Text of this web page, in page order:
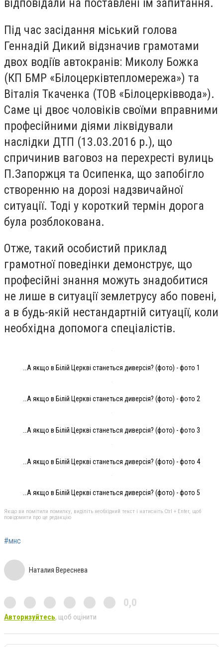
відповідали на поставлені їм запитання.
Під час засідання міський голова
Геннадій Дикий відзначив грамотами
двох водіїв автокранів: Миколу Божка
(КП БМР «Білоцерківтепломережа») та
Віталія Ткаченка (ТОВ «Білоцерківвода»).
Саме ці двоє чоловіків своїми вправними
професійними діями ліквідували
наслідки ДТП (13.03.2016 р.), що
спричинив ваговоз на перехресті вулиць
П.Запоржця та Осипенка, що запобігло
створенню на дорозі надзвичайної
ситуації. Тоді у короткий термін дорога
була розблокована.
Отже, такий особистий приклад
грамотної поведінки демонструє, що
професійні знання можуть знадобитися
не лише в ситуації землетрусу або повені,
а в будь-якій нестандартній ситуації, коли
необхідна допомога спеціалістів.
…А якщо в Білій Церкві станеться диверсія? (фото) - фото 1
…А якщо в Білій Церкві станеться диверсія? (фото) - фото 2
…А якщо в Білій Церкві станеться диверсія? (фото) - фото 3
…А якщо в Білій Церкві станеться диверсія? (фото) - фото 4
…А якщо в Білій Церкві станеться диверсія? (фото) - фото 5
Якщо ви помітили помилку, виділіть необхідний текст і натисніть Ctrl + Enter, щоб
повідомити про це редакцію
#мнс
Наталия Вереснева
0,0
Авторизуйтесь, щоб оцінити